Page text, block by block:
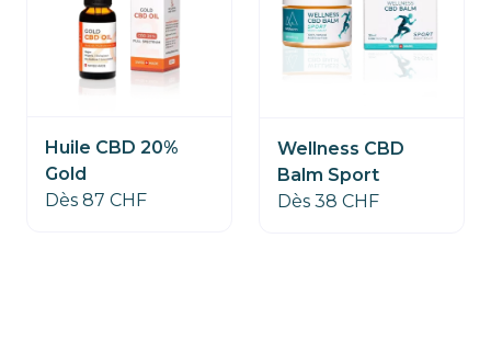
Huile CBD 20%
Gold
Dès 87 CHF
Wellness CBD
Balm Sport
Dès 38 CHF